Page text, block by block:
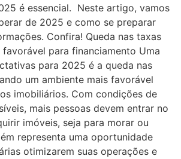
é essencial. Neste artigo, vamos
de 2025 e como se preparar
Confira! Queda nas taxas
para financiamento Uma
para 2025 é a queda nas
um ambiente mais favorável
imobiliários. Com condições de
mais pessoas devem entrar no
imóveis, seja para morar ou
representa uma oportunidade
otimizarem suas operações e